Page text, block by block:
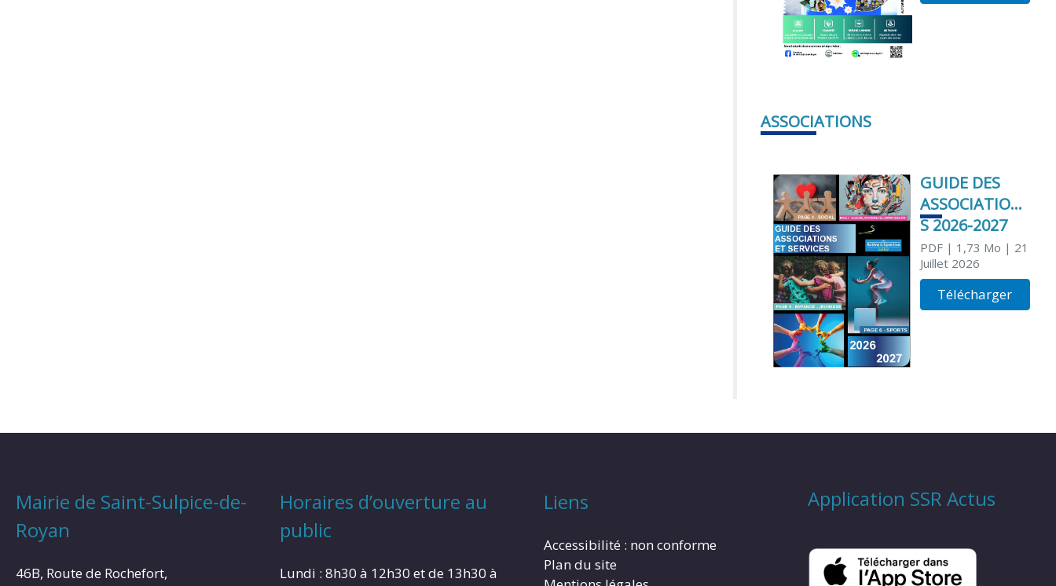
ASSOCIATIONS
GUIDE DES
ASSOCIATION
S 2026-2027
PDF| 1,73 Mo | 21
Juillet 2026
Télécharger
Mairie de Saint-Sulpice-de-
Royan
46B, Route de Rochefort,
Horaires d’ouverture au
public
Lundi : 8h30 à 12h30 et de 13h30 à
Liens
Accessibilité : non conforme
Plan du site
Application SSR Actus